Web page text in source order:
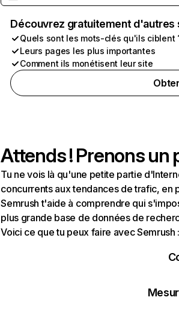
Découvrez gratuitement
Quels sont les mots-clés qu'ils ciblent
Leurs pages les plus importantes
Comment ils monétisent leur site
Attends ! Prenons un
Tu ne vois là qu'une petite partie
concurrents aux tendances de trafic, en
Semrush t'aide à comprendre qui
plus grande base de données de
Voici ce que tu peux faire avec Semrush